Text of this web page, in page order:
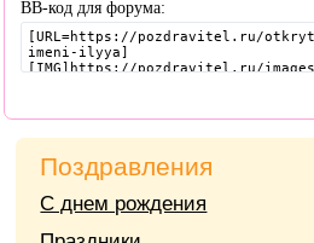
BB-код для форума:
Поздравления
С днем рождения